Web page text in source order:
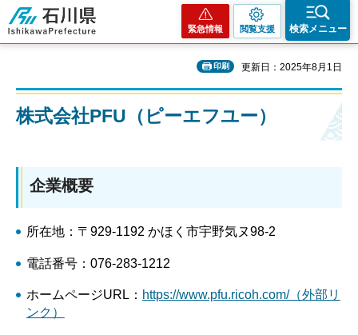
石川県
緊急情報 閲覧支援 検索メニュー
印刷 更新日：2025年8月1日
株式会社PFU（ピーエフユー）
企業概要
所在地：〒929-1192 かほく市宇野気ヌ98-2
電話番号：076-283-1212
ホームページURL： https://www.pfu.ricoh.com/（外部リ
ンク）